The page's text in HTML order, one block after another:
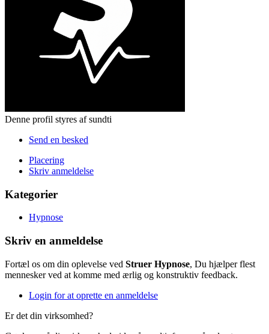
Denne profil styres af sundti
Send en besked
Placering
Skriv anmeldelse
Kategorier
Hypnose
Skriv en anmeldelse
Fortæl os om din oplevelse ved Struer Hypnose, Du hjælper flest
mennesker ved at komme med ærlig og konstruktiv feedback.
Login for at oprette en anmeldelse
Er det din virksomhed?